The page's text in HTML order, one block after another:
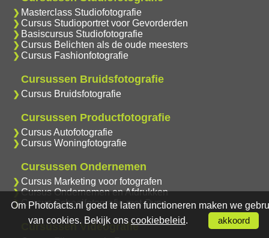
Masterclass Studiofotografie
Cursus Studioportret voor Gevorderden
Basiscursus Studiofotografie
Cursus Belichten als de oude meesters
Cursus Fashionfotografie
Cursussen Bruidsfotografie
Cursus Bruidsfotografie
Cursussen Productfotografie
Cursus Autofotografie
Cursus Woningfotografie
Cursussen Ondernemen
Cursus Marketing voor fotografen
Cursus Ondernemen en Afdrukken
Cursus Schoolfotografie met Oypo
Cursussen Videografie
Om Photofacts.nl goed te laten functioneren maken we
van cookies. Bekijk ons cookiebeleid. akkoord